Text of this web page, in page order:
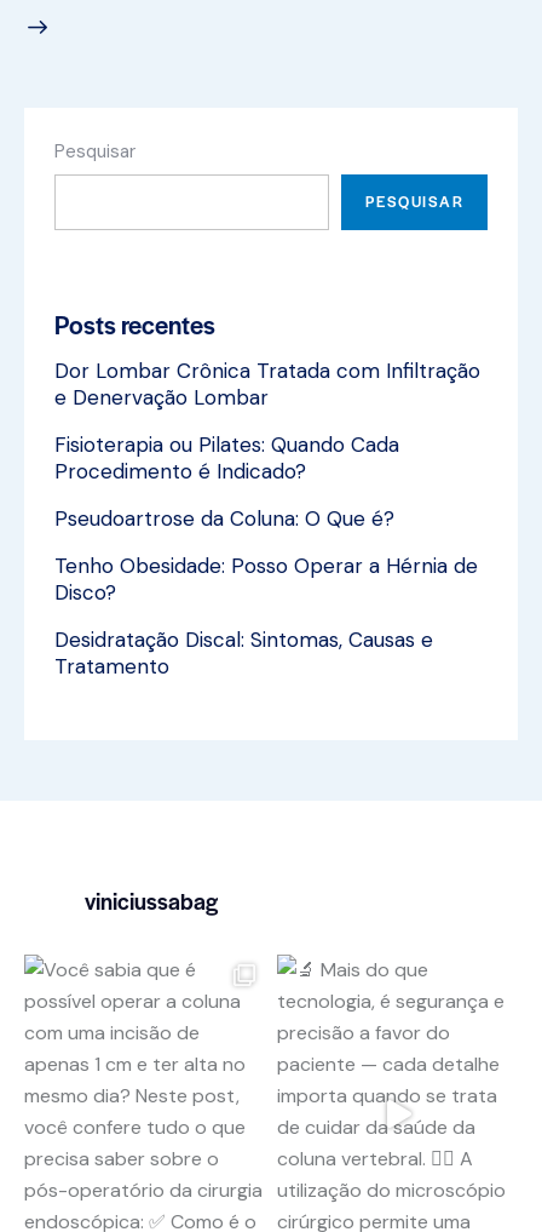
Pesquisar
PESQUISAR
Posts recentes
Dor Lombar Crônica Tratada com Infiltração
e Denervação Lombar
Fisioterapia ou Pilates: Quando Cada
Procedimento é Indicado?
Pseudoartrose da Coluna: O Que é?
Tenho Obesidade: Posso Operar a Hérnia de
Disco?
Desidratação Discal: Sintomas, Causas e
Tratamento
viniciussabag